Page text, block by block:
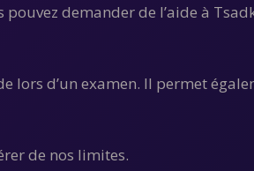
demander de l’aide à
lors d’un examen. Il permet
de nos limites.